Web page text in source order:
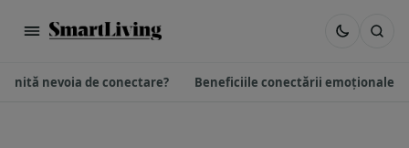
nevoia de conectare? Beneficiile conectării emoționale